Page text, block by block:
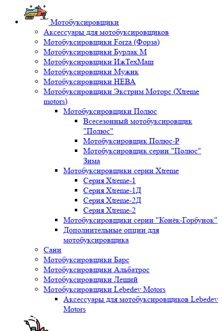
Мотобуксировщики
Аксессуары для мотобуксировщиков
Мотобуксировщики Forza (Форза)
Мотобуксировщики Бурлак М
Мотобуксировщики ИжТехМаш
Мотобуксировщики Мужик
Мотобуксировщики НЕВА
Мотобуксировщики Экстрим Моторс (Xtreme
motors)
Мотобуксировщики Полюс
Всесезонный мотобуксировщик
"Полюс"
Мотобуксировщик Полюс-Р
Мотобуксировщик серии "Полюс"
Зима
Мотобуксировщики серии Xtreme
Серия Xtreme-1
Серия Xtreme-1Д
Серия Xtreme-2Д
Серия Xtreme-2
Мотобуксировщики серии "Конёк-Горбунок"
Дополнительные опции для
мотобуксировщика
Сани
Мотобуксировщики Барс
Мотобуксировщики Альбатрос
Мотобуксировщики Леший
Мотобуксировщики Lebedev Motors
Аксессуары для мотобуксировщиков Lebedev
Motors